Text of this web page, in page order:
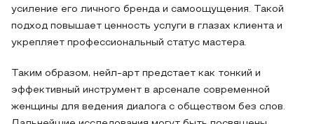
усиление его личного бренда и самоощущения. Такой
подход повышает ценность услуги в глазах клиента и
укрепляет профессиональный статус мастера.
Таким образом, нейл-арт предстает как тонкий и
эффективный инструмент в арсенале современной
женщины для ведения диалога с обществом без слов.